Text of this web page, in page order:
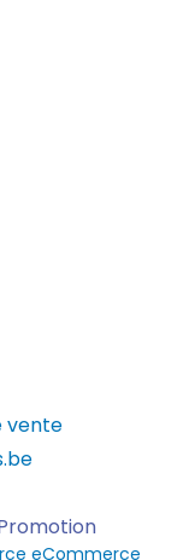
vente
eCommerce